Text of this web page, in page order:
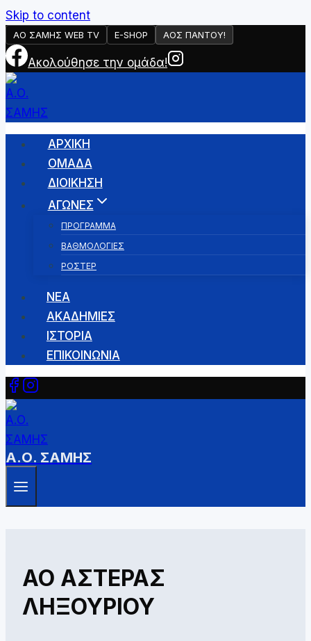
Skip to content
ΑΟ ΣΑΜΗΣ WEB TV E-SHOP AOΣ ΠΑΝΤΟΥ!
Ακολούθησε την ομάδα!
ΑΡΧΙΚΉ
ΟΜΑΔΑ
ΔΙΟΙΚΗΣΗ
ΑΓΩΝΕΣ
ΠΡΟΓΡΑΜΜΑ
ΒΑΘΜΟΛΟΓΙΕΣ
ΡΟΣΤΕΡ
ΝΕΑ
ΑΚΑΔΗΜΙΕΣ
ΙΣΤΟΡΙΑ
ΕΠΙΚΟΙΝΩΝΙΑ
Α.Ο. ΣΑΜΗΣ
ΑΟ ΑΣΤΕΡΑΣ
ΛΗΞΟΥΡΙΟΥ